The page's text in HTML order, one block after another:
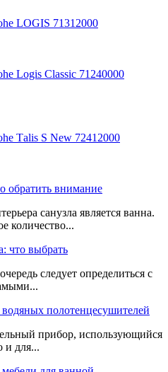
LOGIS 71312000
Logis Classic 71240000
Тalis S New 72412000
обратить внимание
санузла является ванна.
количество...
что выбрать
следует определиться с
полотенцесушителей
прибор, использующийся
и для...